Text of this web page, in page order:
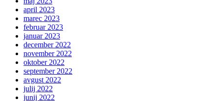
april 2023
marec 2023
februar 2023
januar 2023
december 2022
november 2022
oktober 2022
september 2022
avgust 2022
julij 2022
junij 2022